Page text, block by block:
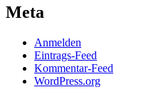
Meta
Anmelden
Eintrags-Feed
Kommentar-Feed
WordPress.org